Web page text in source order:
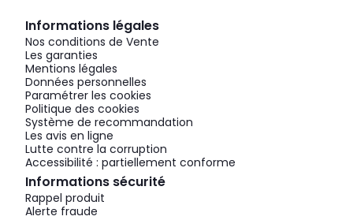
Informations légales
Nos conditions de Vente
Les garanties
Mentions légales
Données personnelles
Paramétrer les cookies
Politique des cookies
Système de recommandation
Les avis en ligne
Lutte contre la corruption
Accessibilité : partiellement conforme
Informations sécurité
Rappel produit
Alerte fraude